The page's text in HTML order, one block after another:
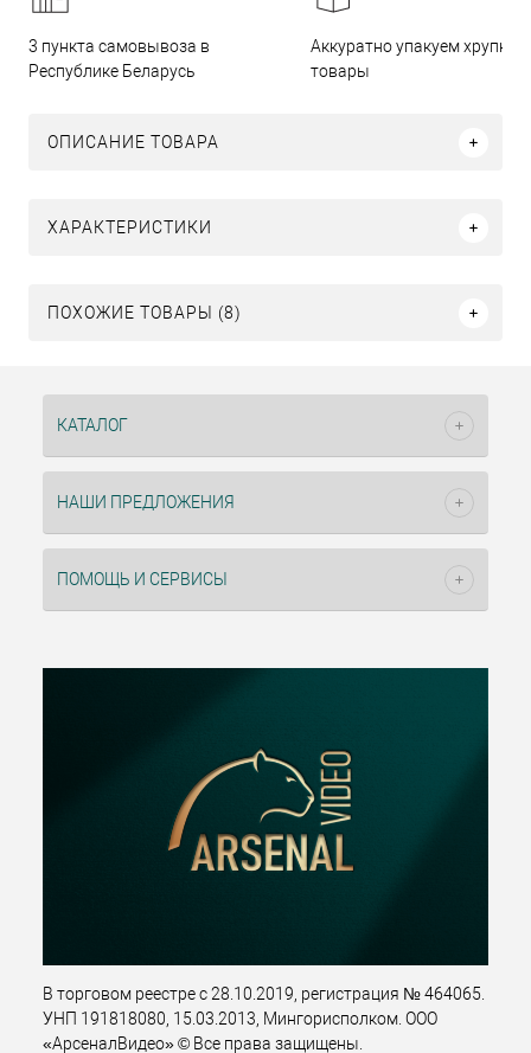
3 пункта самовывоза в
Республике Беларусь
Аккуратно упакуем хрупкие
товары
ОПИСАНИЕ ТОВАРА
ХАРАКТЕРИСТИКИ
ПОХОЖИЕ ТОВАРЫ (8)
КАТАЛОГ
НАШИ ПРЕДЛОЖЕНИЯ
ПОМОЩЬ И СЕРВИСЫ
В торговом реестре с 28.10.2019, регистрация № 464065.
УНП 191818080, 15.03.2013, Мингорисполком. ООО
«АрсеналВидео» © Все права защищены.